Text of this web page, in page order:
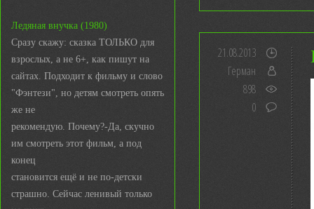
Ледяная внучка (1980)
Сразу скажу: сказка ТОЛЬКО для
взрослых, а не 6+, как пишут на
сайтах. Подходит к фильму и слово
"Фэнтези", но детям смотреть опять
же не
рекомендую. Почему?-Да, скучно
им смотреть этот фильм, а под
конец
становится ещё и не по-детски
страшно. Сейчас ленивый только
21.08.2013
Герман
898
0